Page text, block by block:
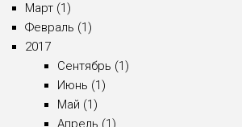
Март (1)
Февраль (1)
2017
Сентябрь (1)
Июнь (1)
Май (1)
Апрель (1)